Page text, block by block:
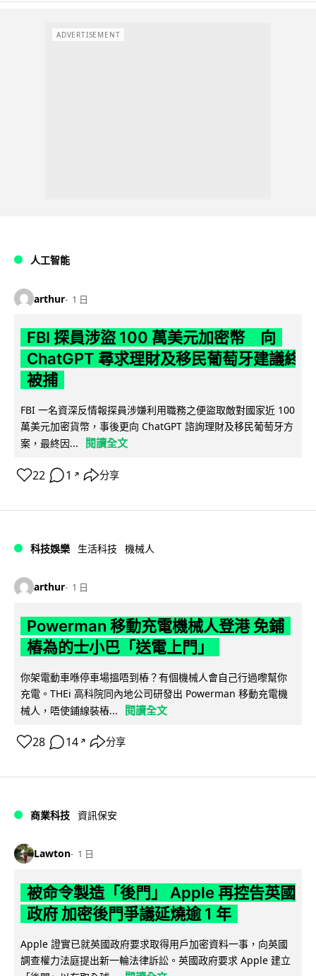
ADVERTISEMENT
人工智能
arthur 1 日
FBI 探員涉盜 100 萬美元加密幣 向
ChatGPT 尋求理財及移民葡萄牙建議終
被捕
FBI 一名資深反情報探員涉嫌利用職務之便盜取敵對國家近 100
萬美元加密貨幣，事後更向 ChatGPT 諮詢理財及移民葡萄牙方
案，最終因...
閱讀全文
22 1 ↗ 分享
科技娛樂 生活科技 機械人
arthur 1 日
Powerman 移動充電機械人登港 免鋪
樁為的士小巴「送電上門」
你架電動車喺停車場搵唔到樁？有個機械人會自己行過嚟幫你
充電。THEi 高科院同內地公司研發出 Powerman 移動充電機
械人，唔使鋪線裝樁...
閱讀全文
28 14 ↗ 分享
商業科技 資訊保安
Lawton 1 日
被命令製造「後門」 Apple 再控告英國
政府 加密後門爭議延燒逾 1 年
Apple 證實已就英國政府要求取得用戶加密資料一事，向英國
調查權力法庭提出新一輪法律訴訟。英國政府要求 Apple 建立